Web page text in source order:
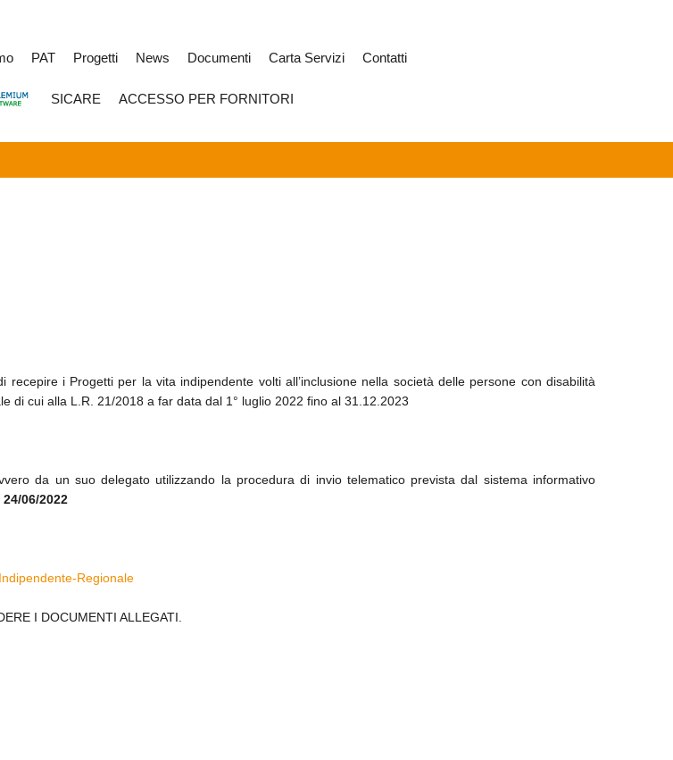
PAT Progetti News Documenti Carta Servizi Contatti
SICARE ACCESSO PER FORNITORI
i Progetti per la vita indipendente volti all’inclusione nella società delle persone con disabilità
di cui alla L.R. 21/2018 a far data dal 1° luglio 2022 fino al 31.12.2023
da un suo delegato utilizzando la procedura di invio telematico prevista dal sistema informativo
06/2022
Regionale
I DOCUMENTI ALLEGATI.